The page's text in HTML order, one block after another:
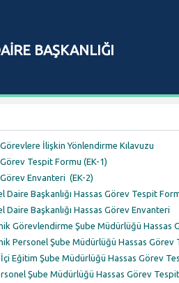
BAŞKANLIĞI
İlişkin Yönlendirme Kılavuzu
Tespit Formu (EK-1)
Envanteri (EK-2)
Daire Başkanlığı Hassas Görev Tespit
Daire Başkanlığı Hassas Görev Envanteri
Görevlendirme Şube Müdürlüğü Hassas
Personel Şube Müdürlüğü Hassas Görev
Eğitim Şube Müdürlüğü Hassas Görev
Şube Müdürlüğü Hassas Görev